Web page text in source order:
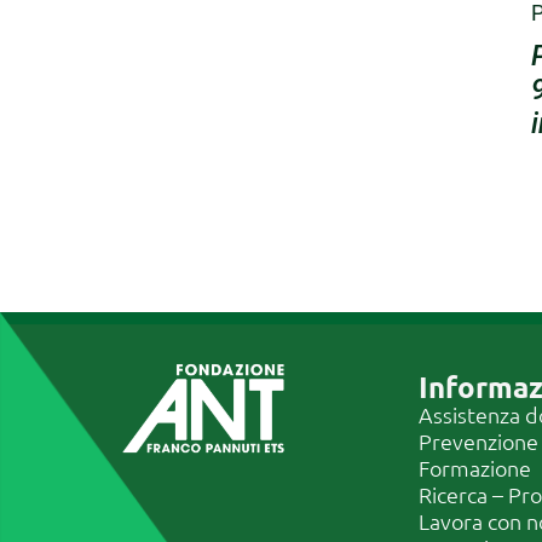
Assistenza
Prevenzione
Formazione
Ricerca –
Lavora con